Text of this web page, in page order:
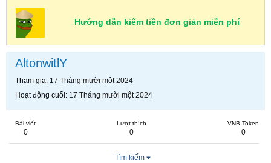
Hướng dẫn kiếm tiền đơn giản miễn phí
AltonwitlY
Tham gia 17 Tháng mười một 2024
Hoạt động cuối 17 Tháng mười một 2024
Bài viết
0
Lượt thích
0
VNB Token
0
Tìm kiếm